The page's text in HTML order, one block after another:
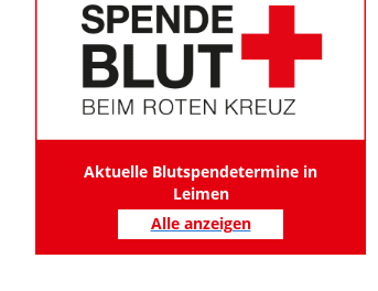
Aktuelle Blutspendetermine in
Leimen
Alle anzeigen